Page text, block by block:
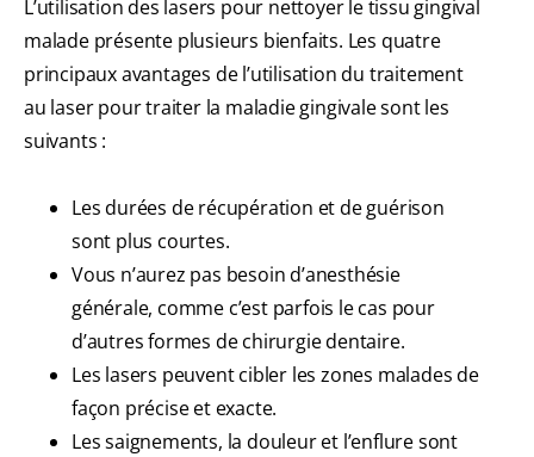
L’utilisation des lasers pour nettoyer le tissu gingival
malade présente plusieurs bienfaits. Les quatre
principaux avantages de l’utilisation du traitement
au laser pour traiter la maladie gingivale sont les
suivants :
Les durées de récupération et de guérison
sont plus courtes.
Vous n’aurez pas besoin d’anesthésie
générale, comme c’est parfois le cas pour
d’autres formes de chirurgie dentaire.
Les lasers peuvent cibler les zones malades de
façon précise et exacte.
Les saignements, la douleur et l’enflure sont